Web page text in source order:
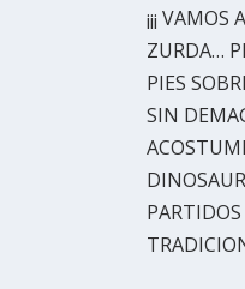
¡¡¡ VAMOS
ZURDA…
PIES
SIN
PARTIDOS